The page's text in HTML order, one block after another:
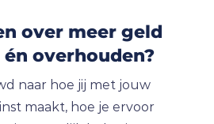
over meer geld
overhouden?
naar hoe jij met jouw
maakt, hoe je ervoor